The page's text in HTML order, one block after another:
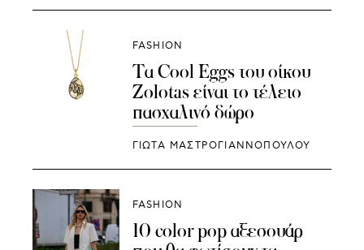
FASHION
Τα Cool Eggs του οίκου
Zolotas είναι το τέλειο
πασχαλινό δώρο
ΓΙΩΤΑ ΜΑΣΤΡΟΓΙΑΝΝΟΠΟΥΛΟΥ
FASHION
10 color pop αξεσουάρ